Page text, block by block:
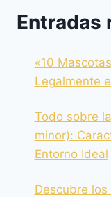
Entradas
«10
Legalmente
Todo sobre
minor):
Entorno Ideal
Descubre